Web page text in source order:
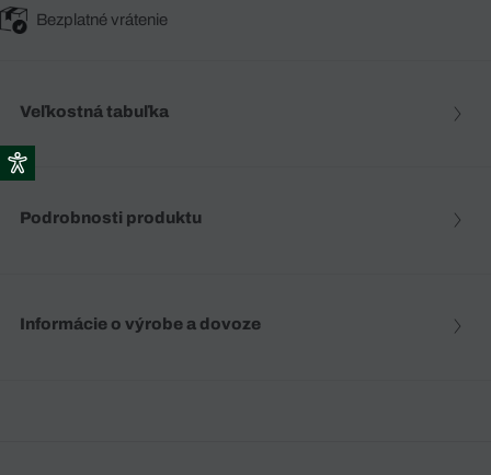
Bezplatné vrátenie
Veľkostná tabuľka
Podrobnosti produktu
Informácie o výrobe a dovoze